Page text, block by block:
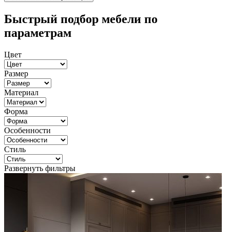
Быстрый подбор мебели по
параметрам
Цвет
Размер
Материал
Форма
Особенности
Стиль
Развернуть фильтры